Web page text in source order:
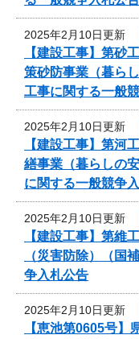
2025年2月10日更新
【建設工事】第
策砂防事業（暮ら
工事に関する一般
2025年2月10日更新
【建設工事】第
繕事業（暮らしの
に関する一般競争
2025年2月10日更新
【建設工事】第
（災害防除）（国
争入札公告
2025年2月10日更新
【恵池第0605号